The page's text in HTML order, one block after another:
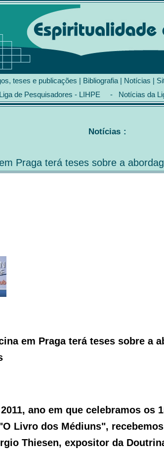
teses e publicações | Bibliografia | Notícias |
Liga de Pesquisadores - LIHPE - Notícias da
Notícias :
Praga terá teses sobre a
em Praga terá teses sobre a
ano em que celebramos os
Livro dos Médiuns",
Thiesen, expositor da